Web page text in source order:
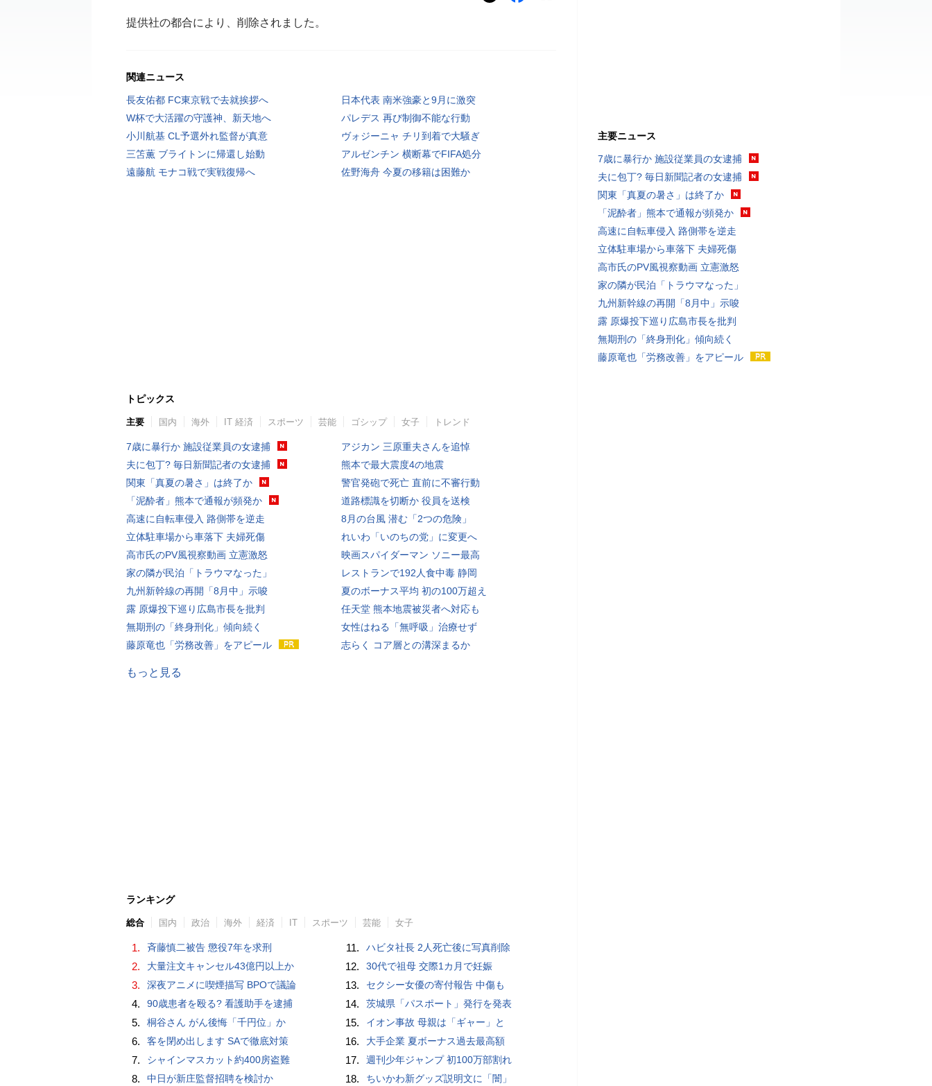
提供社の都合により、削除されました。
関連ニュース
長友佑都 FC東京戦で去就挨拶へ
日本代表 南米強豪と9月に激突
W杯で大活躍の守護神、新天地へ
パレデス 再び制御不能な行動
小川航基 CL予選外れ監督が真意
ヴォジーニャ チリ到着で大騒ぎ
三笘薫 ブライトンに帰還し始動
アルゼンチン 横断幕でFIFA処分
遠藤航 モナコ戦で実戦復帰へ
佐野海舟 今夏の移籍は困難か
トピックス
主要 国内 海外 IT 経済 スポーツ 芸能 ゴシップ 女子 トレンド
7歳に暴行か 施設従業員の女逮捕
夫に包丁? 毎日新聞記者の女逮捕
関東「真夏の暑さ」は終了か
「泥酔者」熊本で通報が頻発か
高速に自転車侵入 路側帯を逆走
立体駐車場から車落下 夫婦死傷
高市氏のPV風視察動画 立憲激怒
家の隣が民泊「トラウマなった」
九州新幹線の再開「8月中」示唆
露 原爆投下巡り広島市長を批判
無期刑の「終身刑化」傾向続く
藤原竜也「労務改善」をアピール
アジカン 三原重夫さんを追悼
熊本で最大震度4の地震
警官発砲で死亡 直前に不審行動
道路標識を切断か 役員を送検
8月の台風 潜む「2つの危険」
れいわ「いのちの党」に変更へ
映画スパイダーマン ソニー最高
レストランで192人食中毒 静岡
夏のボーナス平均 初の100万超え
任天堂 熊本地震被災者へ対応も
女性はねる「無呼吸」治療せず
志らく コア層との溝深まるか
もっと見る
ランキング
総合 国内 政治 海外 経済 IT スポーツ 芸能 女子
1. 斉藤慎二被告 懲役7年を求刑
2. 大量注文キャンセル43億円以上か
3. 深夜アニメに喫煙描写 BPOで議論
4. 90歳患者を殴る? 看護助手を逮捕
5. 桐谷さん がん後悔「千円位」か
6. 客を閉め出します SAで徹底対策
7. シャインマスカット約400房盗難
8. 中日が新庄監督招聘を検討か
11. ハビタ社長 2人死亡後に写真削除
12. 30代で祖母 交際1カ月で妊娠
13. セクシー女優の寄付報告 中傷も
14. 茨城県「パスポート」発行を発表
15. イオン事故 母親は「ギャー」と
16. 大手企業 夏ボーナス過去最高額
17. 週刊少年ジャンプ 初100万部割れ
18. ちいかわ新グッズ説明文に「闇」
主要ニュース
7歳に暴行か 施設従業員の女逮捕
夫に包丁? 毎日新聞記者の女逮捕
関東「真夏の暑さ」は終了か
「泥酔者」熊本で通報が頻発か
高速に自転車侵入 路側帯を逆走
立体駐車場から車落下 夫婦死傷
高市氏のPV風視察動画 立憲激怒
家の隣が民泊「トラウマなった」
九州新幹線の再開「8月中」示唆
露 原爆投下巡り広島市長を批判
無期刑の「終身刑化」傾向続く
藤原竜也「労務改善」をアピール